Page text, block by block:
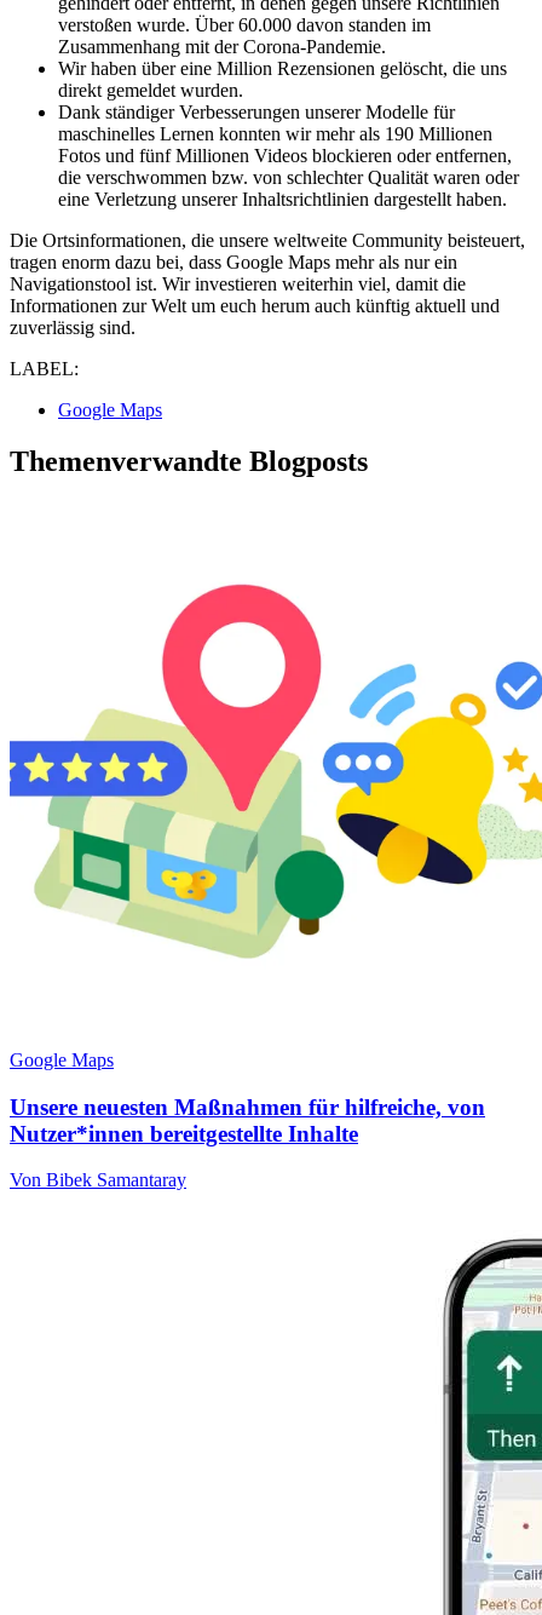
verstoßen wurde. Über 60.000 davon standen im
Zusammenhang mit der Corona-Pandemie.
Wir haben über eine Million Rezensionen gelöscht, die uns
direkt gemeldet wurden.
Dank ständiger Verbesserungen unserer Modelle für
maschinelles Lernen konnten wir mehr als 190 Millionen
Fotos und fünf Millionen Videos blockieren oder entfernen,
die verschwommen bzw. von schlechter Qualität waren oder
eine Verletzung unserer Inhaltsrichtlinien dargestellt haben.
Die Ortsinformationen, die unsere weltweite Community beisteuert,
tragen enorm dazu bei, dass Google Maps mehr als nur ein
Navigationstool ist. Wir investieren weiterhin viel, damit die
Informationen zur Welt um euch herum auch künftig aktuell und
zuverlässig sind.
LABEL:
Google Maps
Themenverwandte Blogposts
Google Maps
Unsere neuesten Maßnahmen für hilfreiche, von
Nutzer*innen bereitgestellte Inhalte
Von Bibek Samantaray